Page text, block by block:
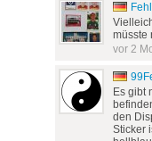
müsste
vor 2
Es gibt
den
Sticker